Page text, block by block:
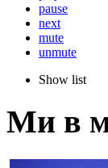
pause
next
mute
unmute
Show list
Ми в